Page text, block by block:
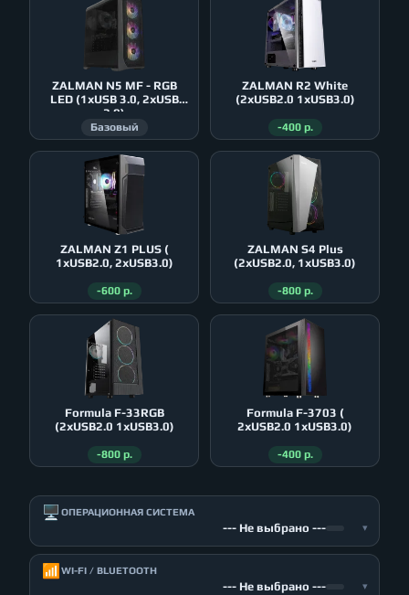
ZALMAN N5 MF - RGB
LED (1xUSB 3.0, 2xUSB
2.0)
Базовый
ZALMAN R2 White
(2xUSB2.0 1xUSB3.0)
-400 р.
ZALMAN Z1 PLUS (
1xUSB2.0, 2xUSB3.0)
-600 р.
ZALMAN S4 Plus
(2xUSB2.0, 1xUSB3.0)
-800 р.
Formula F-33RGB
(2xUSB2.0 1xUSB3.0)
-800 р.
Formula F-3703 (
2xUSB2.0 1xUSB3.0)
-400 р.
🖥️ ОПЕРАЦИОННАЯ СИСТЕМА
--- Не выбрано --- ▾
📶 WI-FI / BLUETOOTH
--- Не выбрано --- ▾